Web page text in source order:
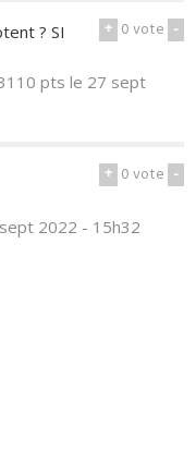
+ 0vote -
? SI
ptsle 27 sept
+ 0vote -
2022 - 15h32